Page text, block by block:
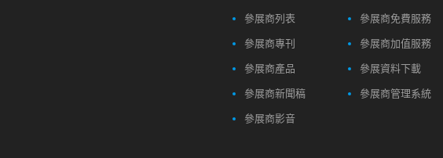
參展商列表
參展商專刊
參展商產品
參展商新聞稿
參展商影音
參展商免費服務
參展商加值服務
參展資料下載
參展商管理系統